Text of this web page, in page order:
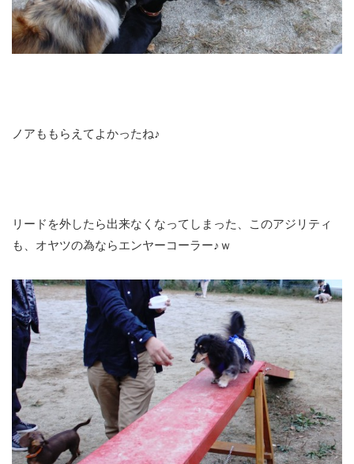
ノアももらえてよかったね♪
リードを外したら出来なくなってしまった、このアジリティ
も、オヤツの為ならエンヤーコーラー♪ｗ